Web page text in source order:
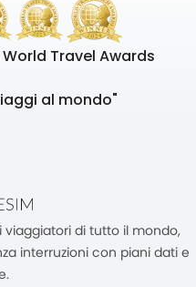
World Travel Awards
al mondo"
i viaggiatori di tutto il mondo,
interruzioni con piani dati e